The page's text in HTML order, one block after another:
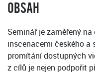
OBSAH
Seminář je zaměřený
inscenacemi českého a
promítání dostupných
z cílů je nejen podpořit